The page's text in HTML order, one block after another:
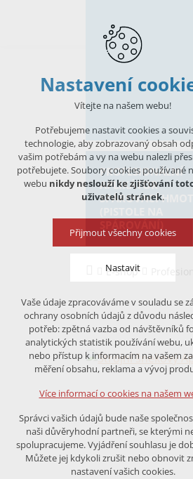
PROFESIONÁLNÍ
APLIKÁTOR
SPÁROVACÍ HMOTY
E-shop
Nastavení
Vítejte na našem webu!
Potřebujeme nastavit cookies a
technologie, aby zobrazovaný obsah
vašim potřebám a vy na webu nalezli
potřebujete. Soubory cookies používané
webu nikdy neslouží ke zjišťování
uživatelů stránek.
Přijmout všechny cookies
Nastavit
Technická cookies
nutná pro provozování webu
udržení kontextu stránek
případná přihlášení, volby jazyka,
apod.
analytická pro anonymizované
vyhodnocení návštěvnosti
marketingová cookies (Google)
Vaše údaje zpracováváme v souladu se
ochrany osobních údajů z důvodu
potřeb: zpětná vazba od návštěvníků
analytických statistik používání webu,
nebo přístup k informacím na vašem
měření obsahu, reklama a vývoj
Více informací o cookies na našem
Správci vašich údajů bude naše
naši důvěryhodní partneři, se kterými
spolupracujeme. Vyjádření souhlasu je
Můžete jej kdykoli zrušit nebo obnovit
nastavení vašich cookies.